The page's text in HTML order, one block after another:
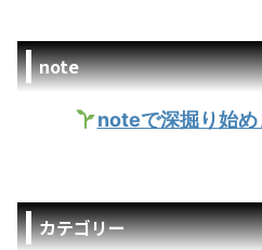
note
noteで深掘り始め
カテゴリー